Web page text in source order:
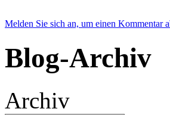
Melden Sie sich an, um einen Kommentar
Blog-Archiv
Archiv